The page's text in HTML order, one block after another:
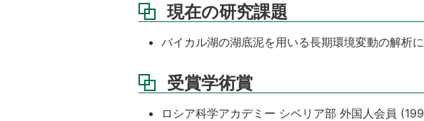
現在の研究課題
バイカル湖の湖底泥を用いる長期環境変動の解析
受賞学術賞
ロシア科学アカデミー シベリア部 外国人会員